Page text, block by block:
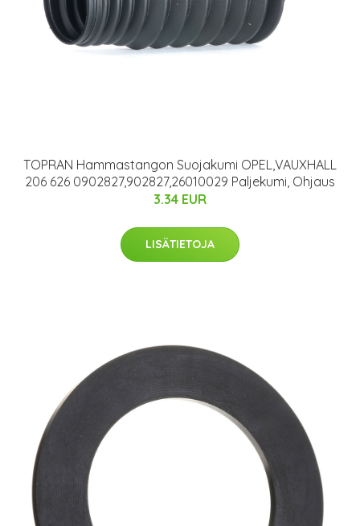
TOPRAN Hammastangon Suojakumi OPEL,VAUXHALL
206 626 0902827,902827,26010029 Paljekumi, Ohjaus
3.34 EUR
LISÄTIETOJA